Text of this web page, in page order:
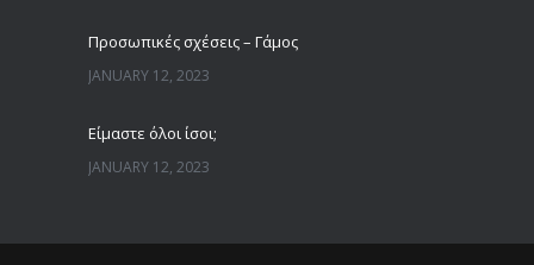
Προσωπικές σχέσεις – Γάμος
JANUARY 12, 2023
Είμαστε όλοι ίσοι;
JANUARY 12, 2023